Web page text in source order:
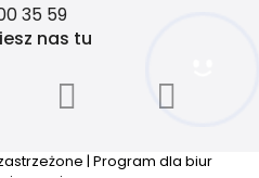
35 59
nas tu
| Program dla biur
Hej! Chętnie Ci pomogę